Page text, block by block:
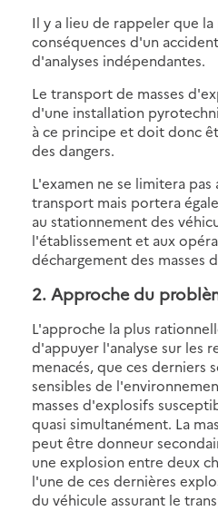
Il y a lieu de rappeler que
conséquences d'un
d'analyses indépendantes.
Le transport de masses
d'une installation
à ce principe et doit donc
des dangers.
L'examen ne se limitera
transport mais portera
au stationnement des
l'établissement et aux
déchargement des masses
2. Approche du
L'approche la plus
d'appuyer l'analyse sur les
menacés, que ces derniers
sensibles de
masses d'explosifs
quasi simultanément. La
peut être donneur
une explosion entre deux
l'une de ces dernières
du véhicule assurant le